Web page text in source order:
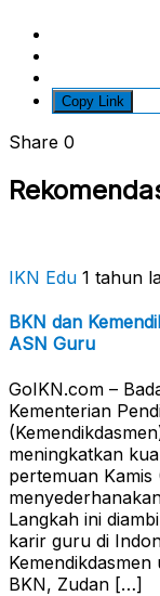
Copy Link
Share 0
IKN Edu 1 tahun
BKN dan
ASN Guru
GoIKN.com –
Kementerian
meningkatkan
pertemuan Kamis
Langkah ini
karir guru di
BKN, Zudan […]